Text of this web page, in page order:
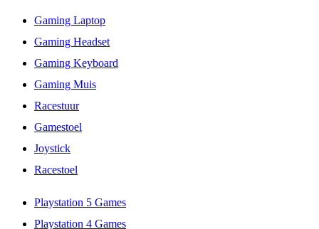
Gaming Laptop
Gaming Headset
Gaming Keyboard
Gaming Muis
Racestuur
Gamestoel
Joystick
Racestoel
Playstation 5 Games
Playstation 4 Games